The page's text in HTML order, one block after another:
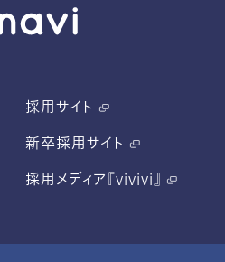
採用サイト
新卒採用サイト
採用メディア『vivivi』